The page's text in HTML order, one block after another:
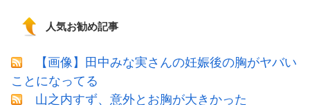
人気お勧め記事
【画像】田中みな実さんの妊娠後の胸がヤバい
ことになってる
山之内すず、意外とお胸が大きかった